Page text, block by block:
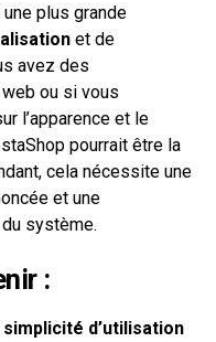
plus grande
et de
avez des
ou si vous
l’apparence et le
pourrait être la
cela nécessite une
et une
système.
:
simplicité d’utilisation